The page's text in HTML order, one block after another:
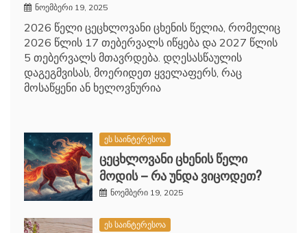
ნოემბერი 19, 2025
2026 წელი ცეცხლოვანი ცხენის წელია, რომელიც
2026 წლის 17 თებერვალს იწყება და 2027 წლის
5 თებერვალს მთავრდება. დღესასწაულის
დაგეგმვისას, მოერიდეთ ყველაფერს, რაც
მოსაწყენი ან ხელოვნურია
ეს საინტერესოა
ცეცხლოვანი ცხენის წელი
მოდის – რა უნდა ვიცოდეთ?
ნოემბერი 19, 2025
ეს საინტერესოა